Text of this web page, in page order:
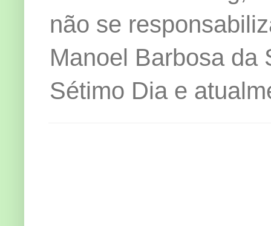
não se
Manoel Barbosa da
Sétimo Dia e